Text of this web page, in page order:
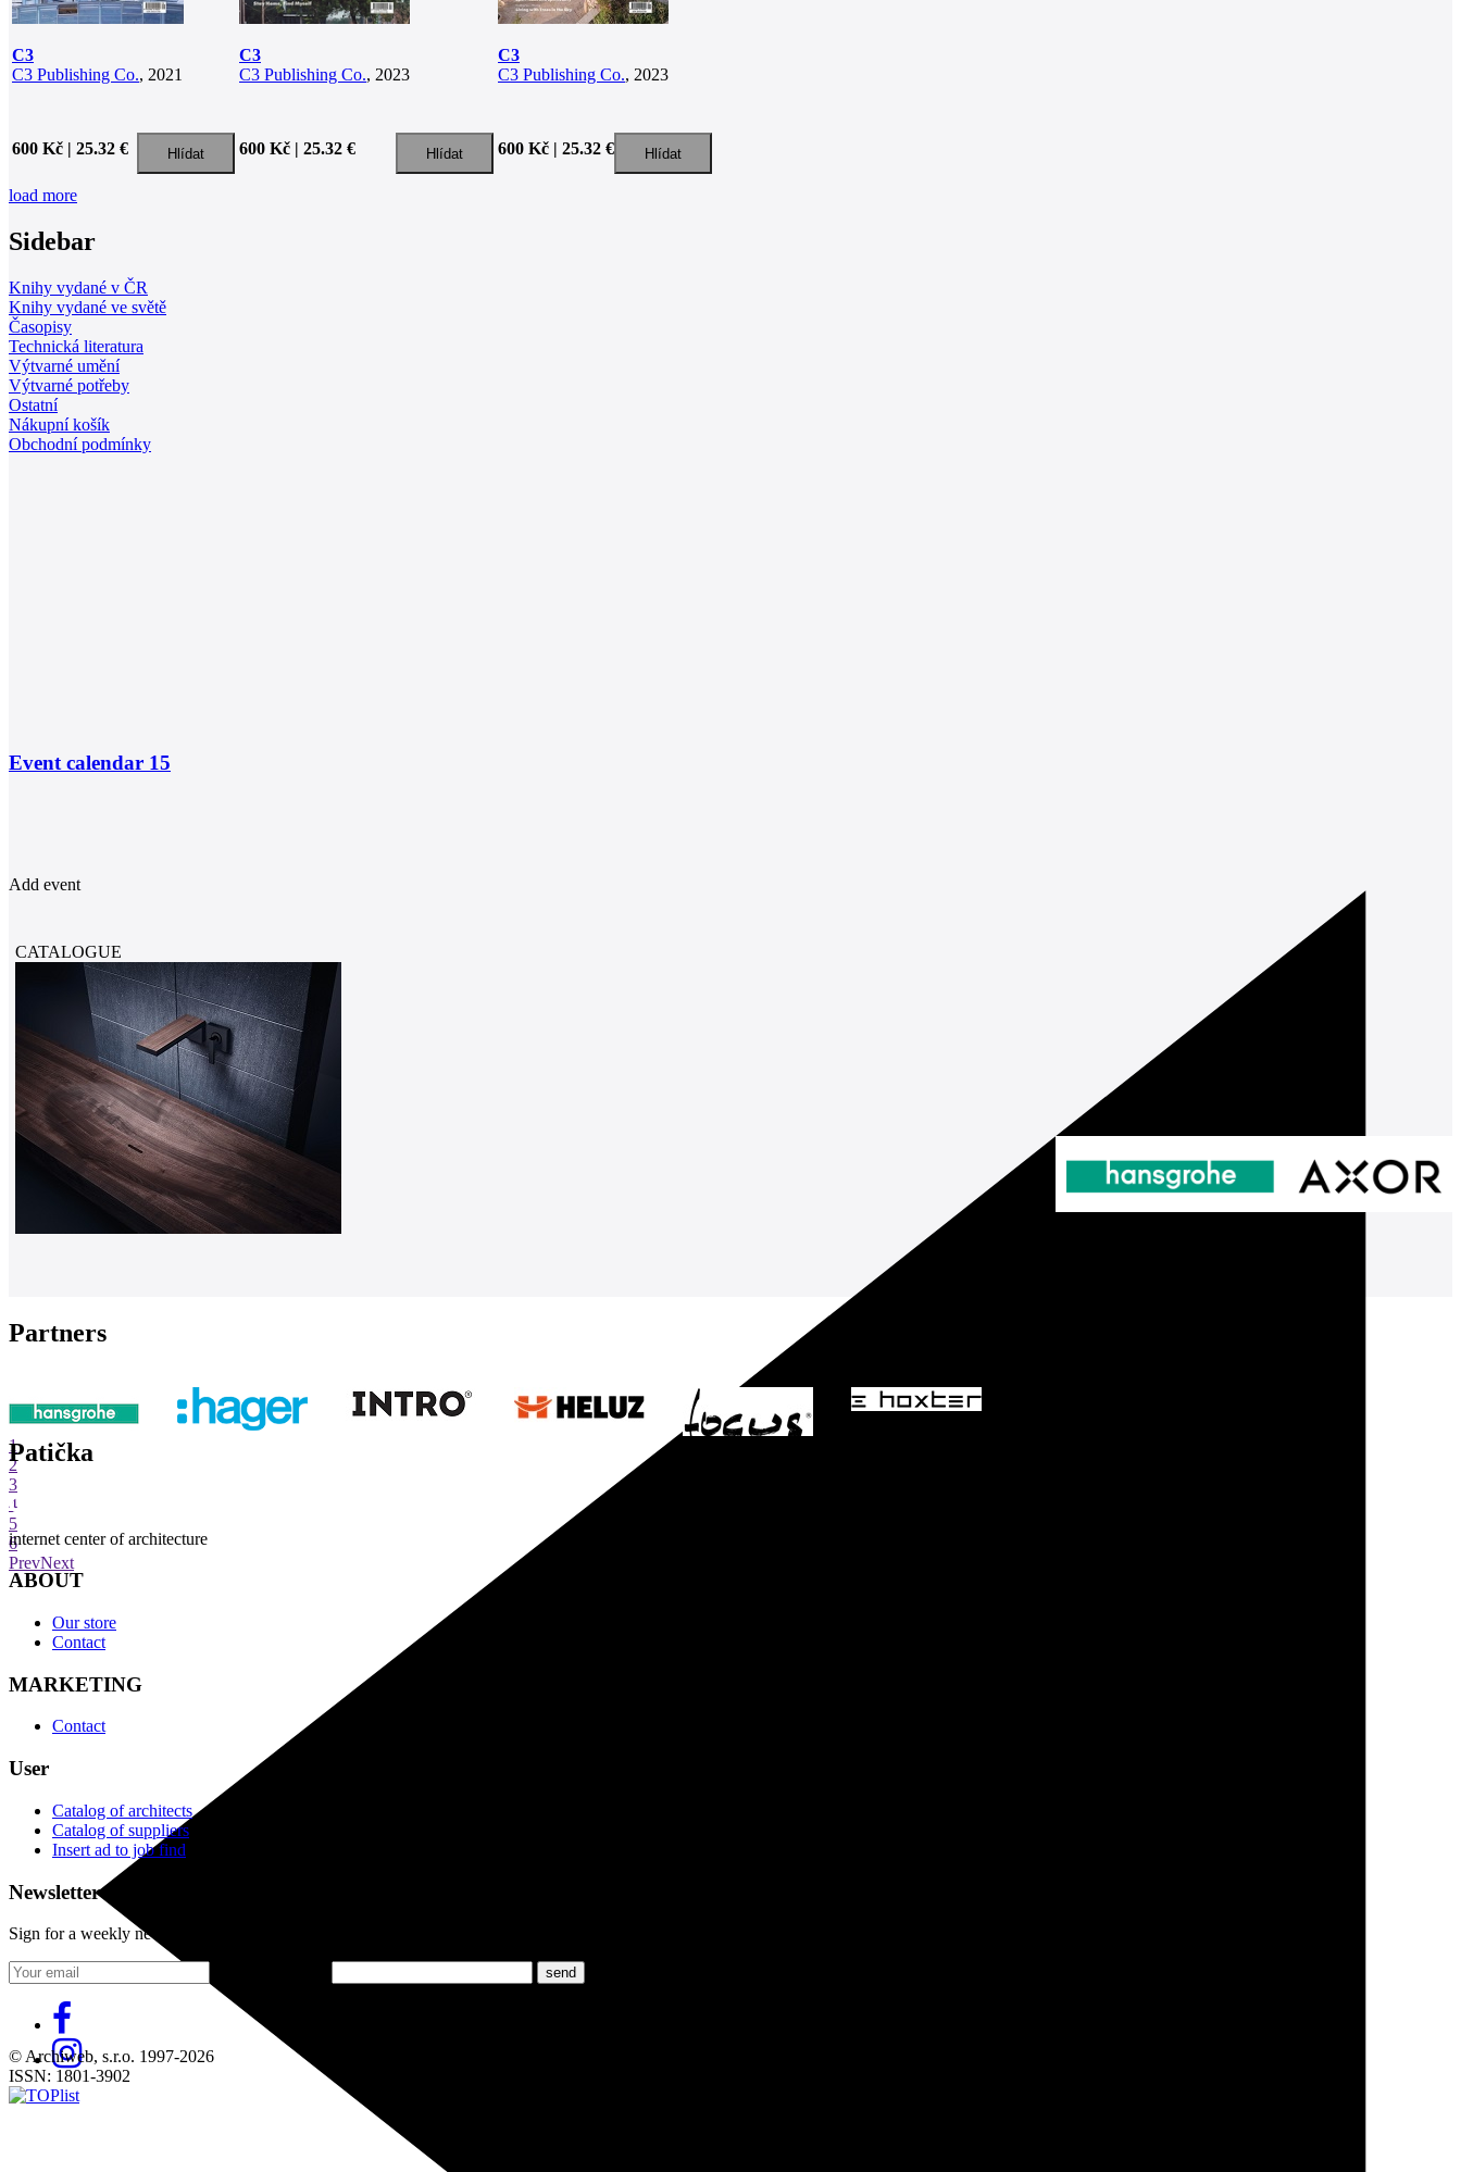
C3
C3 Publishing Co., 2021
600 Kč | 25.32 €
C3
C3 Publishing Co., 2023
600 Kč | 25.32 €
C3
C3 Publishing Co., 2023
600 Kč | 25.32 €
load more
Sidebar
Knihy vydané v ČR
Knihy vydané ve světě
Časopisy
Technická literatura
Výtvarné umění
Výtvarné potřeby
Ostatní
Nákupní košík
Obchodní podmínky
Event calendar 15
Add event
CATALOGUE
Partners
1
2
3
4
5
6
PrevNext
Patička
internet center of architecture
ABOUT
Our store
Contact
MARKETING
Contact
User
Catalog of architects
Catalog of suppliers
Insert ad to job find
Newsletter
Sign for a weekly newsletter:
© Archiweb, s.r.o. 1997-2026
ISSN: 1801-3902